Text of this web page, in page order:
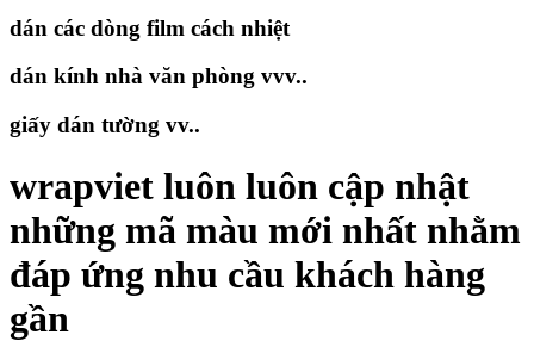
dán các dòng film cách nhiệt
dán kính nhà văn phòng vvv..
giấy dán tường vv..
wrapviet luôn luôn cập nhật
những mã màu mới nhất nhằm
đáp ứng nhu cầu khách hàng
gần